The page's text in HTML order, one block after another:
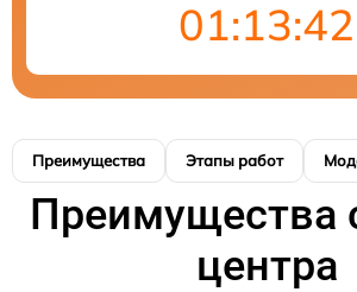
01:13:41
Преимущества Этапы работ
Преимущества
центра